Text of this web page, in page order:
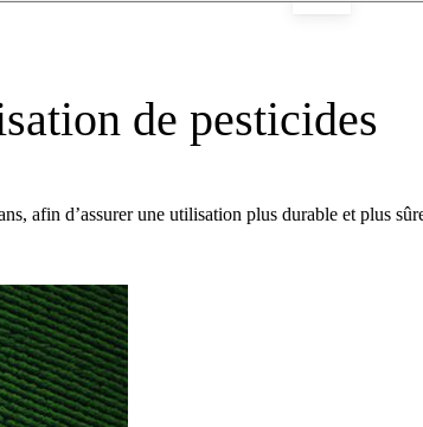
de pesticides
afin d’assurer une utilisation plus durable et plus